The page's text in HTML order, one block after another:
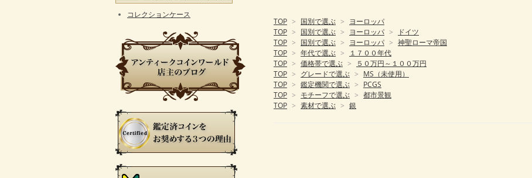
TOP > 国別で選ぶ > ヨーロッパ
TOP > 国別で選ぶ > ヨーロッパ >
ドイツ
TOP > 国別で選ぶ > ヨーロッパ > 神聖ローマ帝国
TOP > 年代で選ぶ >
１７００年代
TOP > 価格帯で選ぶ >
５０万円～１００万円
TOP > グレードで選ぶ > MS（未使用）
TOP > 鑑定機関で選ぶ > PCGS
TOP > モチーフで選ぶ > 都市景観
TOP > 素材で選ぶ > 銀
コレクションケース